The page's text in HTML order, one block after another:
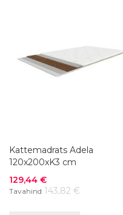
Kattemadrats Adela
120x200xK3 cm
Soodushind
129,44 €
Tavahind 143,82 €